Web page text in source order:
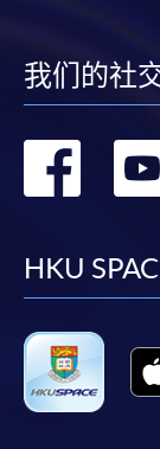
我们的社
转
HKU